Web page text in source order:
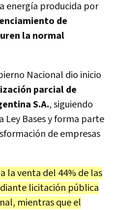
energía producida por
de
la normal
Nacional dio inicio
parcial de
S.A., siguiendo
Ley Bases y forma parte
de empresas
la venta del 44% de las
licitación pública
mientras que el